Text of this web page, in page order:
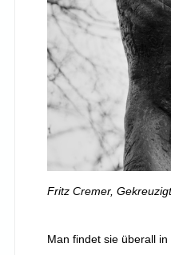
Fritz Cremer,
Man findet sie überall